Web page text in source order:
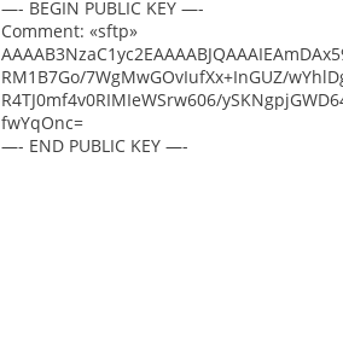
—- BEGIN PUBLIC KEY —-
Comment: «sftp»
RM1B7Go/7WgMwGOvIufXx+InGUZ/
R4TJ0mf4v0RIMIeWSrw606/
fwYqOnc=
—- END PUBLIC KEY —-